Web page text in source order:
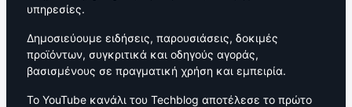
υπηρεσίες.
Δημοσιεύουμε ειδήσεις, παρουσιάσεις, δοκιμές
προϊόντων, συγκριτικά και οδηγούς αγοράς,
βασισμένους σε πραγματική χρήση και εμπειρία.
Το YouTube κανάλι του Techblog αποτέλεσε το πρώτο